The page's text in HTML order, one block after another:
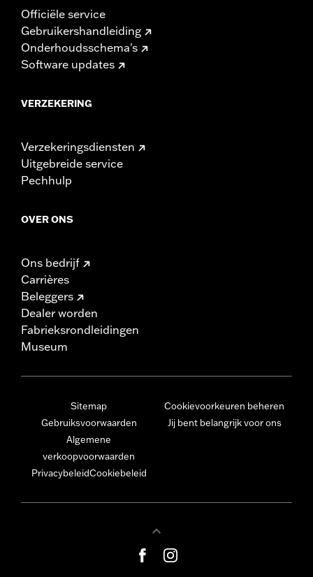
Officiële service
Gebruikershandleiding
Onderhoudsschema's
Software updates
VERZEKERING
Verzekeringsdiensten
Uitgebreide service
Pechhulp
OVER ONS
Ons bedrijf
Carrières
Beleggers
Dealer worden
Fabrieksrondleidingen
Museum
Sitemap
Gebruiksvoorwaarden
Algemene
verkoopvoorwaarden
PrivacybeleidCookiebeleid
Cookievoorkeuren beheren
Jij bent belangrijk voor ons